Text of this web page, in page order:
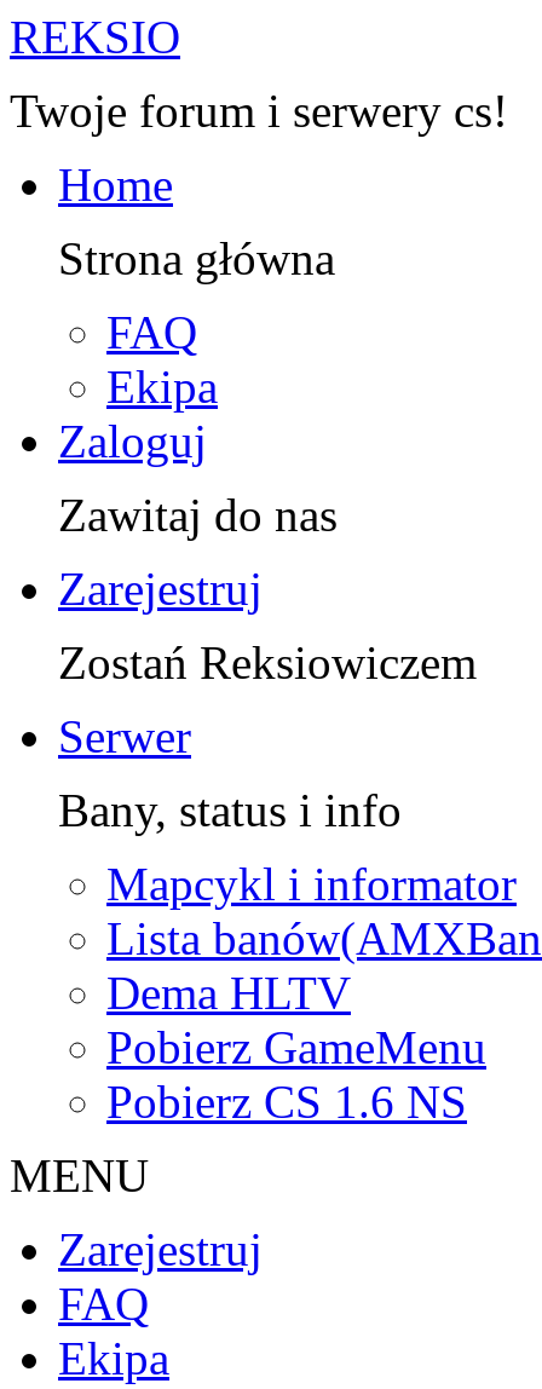
REKSIO
Twoje forum i serwery cs!
Home
Strona główna
FAQ
Ekipa
Zaloguj
Zawitaj do nas
Zarejestruj
Zostań Reksiowiczem
Serwer
Bany, status i info
Mapcykl i informator
Lista
Dema HLTV
Pobierz GameMenu
Pobierz CS 1.6 NS
MENU
Zarejestruj
FAQ
Ekipa